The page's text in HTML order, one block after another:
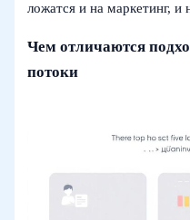
ложатся и на маркетинг, и
Чем отличаются
потоки